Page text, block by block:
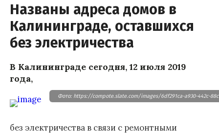
Названы адреса домов в
Калининграде, оставшихся
без электричества
В Калининграде сегодня, 12 июля 2019
года,
Фото: https://compote.slate.com/images/6df291ca-a930-442c-
без электричества в связи с ремонтными